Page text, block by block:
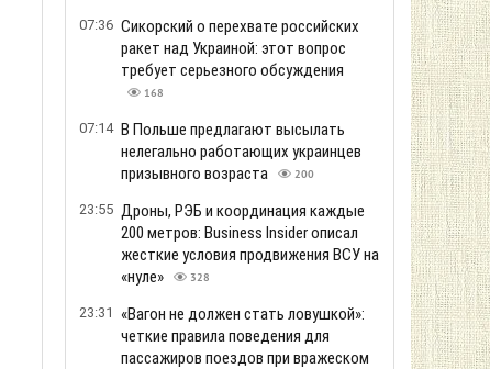
07:36 Сикорский о перехвате российских
ракет над Украиной: этот вопрос
требует серьезного обсуждения
168
07:14 В Польше предлагают высылать
нелегально работающих украинцев
призывного возраста
200
23:55 Дроны, РЭБ и координация каждые
200 метров: Business Insider описал
жесткие условия продвижения ВСУ на
«нуле»
328
23:31
«Вагон не должен стать ловушкой»:
четкие правила поведения для
пассажиров поездов при вражеском